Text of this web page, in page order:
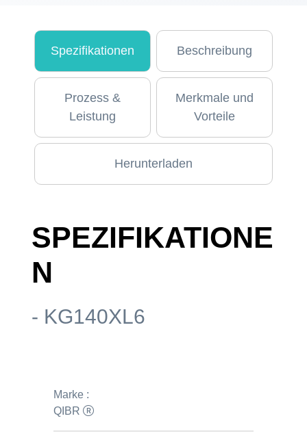
Spezifikationen Beschreibung
Prozess &
Leistung
Merkmale und
Vorteile
Herunterladen
SPEZIFIKATIONE
N
- KG140XL6
Marke :
QIBR